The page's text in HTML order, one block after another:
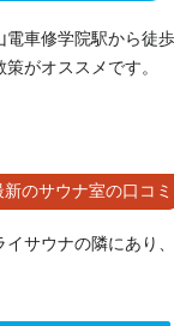
電車修学院駅から徒
策がオススメです。
新のサウナ室の口コミ
イサウナの隣にあり